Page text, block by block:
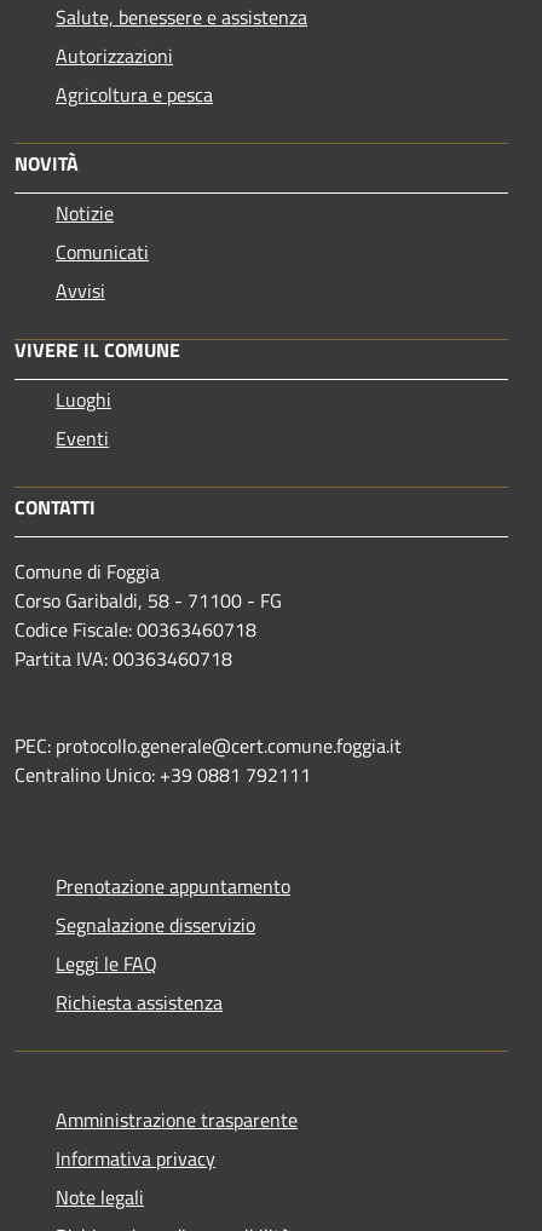
Salute, benessere e assistenza
Autorizzazioni
Agricoltura e pesca
NOVITÀ
Notizie
Comunicati
Avvisi
VIVERE IL COMUNE
Luoghi
Eventi
CONTATTI
Comune di Foggia
Corso Garibaldi, 58 - 71100 - FG
Codice Fiscale: 00363460718
Partita IVA: 00363460718
PEC: protocollo.generale@cert.comune.foggia.it
Centralino Unico: +39 0881 792111
Prenotazione appuntamento
Segnalazione disservizio
Leggi le FAQ
Richiesta assistenza
Amministrazione trasparente
Informativa privacy
Note legali